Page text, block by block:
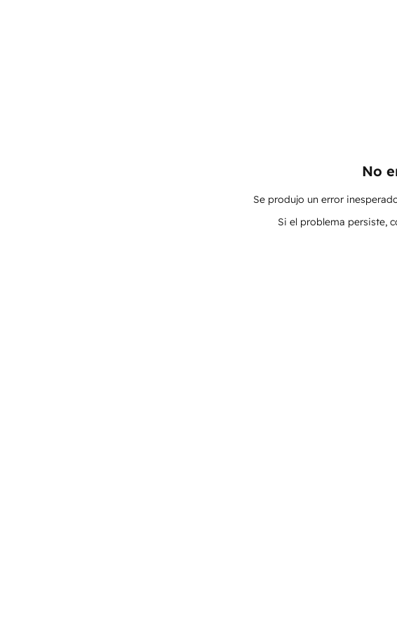
No
Se produjo un error
Si el problema persiste,